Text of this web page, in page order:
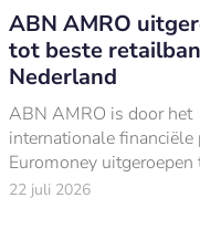
ABN AMRO
tot beste
Nederland
ABN AMRO is door het
internationale
Euromoney uitgeroepen
‘Netherlands’ Best Retail
22 juli 2026